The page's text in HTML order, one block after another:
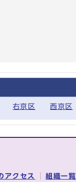
右京区 西京区
アクセス 組織一覧